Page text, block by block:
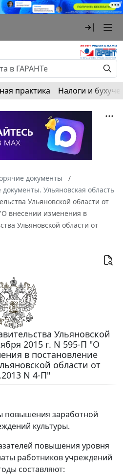
практика Налоги и
документы
документы. Ульяновская область
Ульяновской области от
внесении изменения в
Ульяновской области от
Ульяновской
2015 г. N 595-П "О
в постановление
области от
N 4-П"
повышения заработной
культуры.
повышения уровня
работников учреждений
составляют: